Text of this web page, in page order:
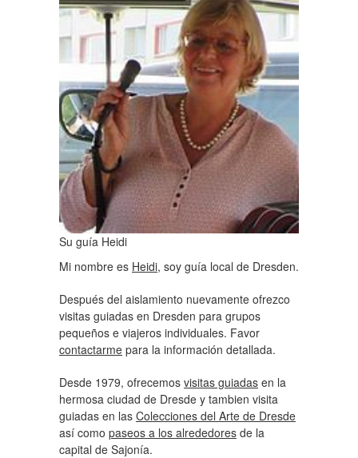
Su guía Heidi
Mi nombre es Heidi, soy guía local de Dresden.
Después del aislamiento nuevamente ofrezco
visitas guiadas en Dresden para grupos
pequeños e viajeros individuales. Favor
contactarme para la información detallada.
Desde 1979, ofrecemos visitas guiadas en la
hermosa ciudad de Dresde y tambien visita
guiadas en las Colecciones del Arte de Dresde
así como paseos a los alrededores de la
capital de Sajonía.